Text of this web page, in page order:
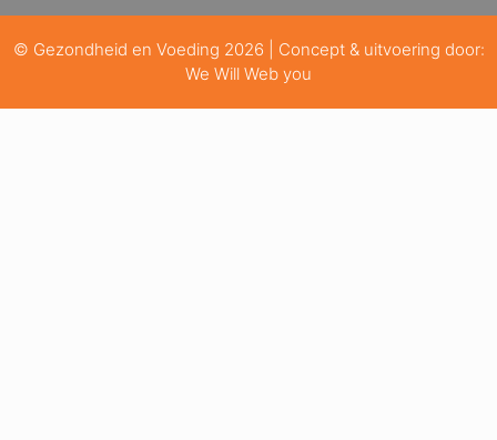
© Gezondheid en Voeding 2026 | Concept & uitvoering door:
We Will Web you